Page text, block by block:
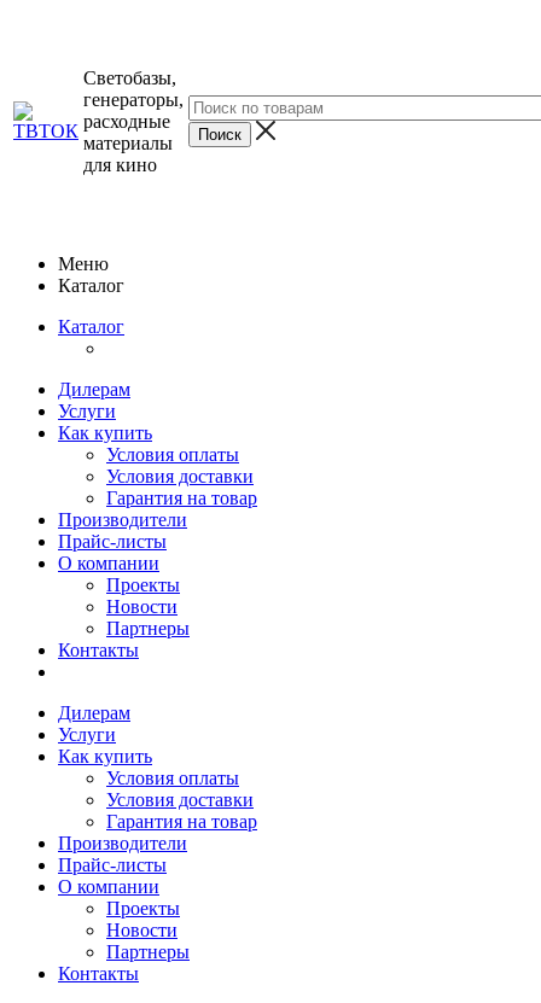
Светобазы,
генераторы,
расходные
материалы
для кино
Меню
Каталог
Каталог
Дилерам
Услуги
Как купить
Условия оплаты
Условия доставки
Гарантия на товар
Производители
Прайс-листы
О компании
Проекты
Новости
Партнеры
Контакты
Дилерам
Услуги
Как купить
Условия оплаты
Условия доставки
Гарантия на товар
Производители
Прайс-листы
О компании
Проекты
Новости
Партнеры
Контакты